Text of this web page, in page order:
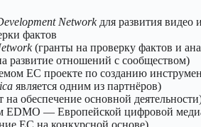
Networkдля развития видео
фактов
(гранты на проверку фактов и
развитие отношений с сообществом)
ЕС проекте по созданию
является одним из партнёров)
на обеспечение основной
— Европейской цифровой